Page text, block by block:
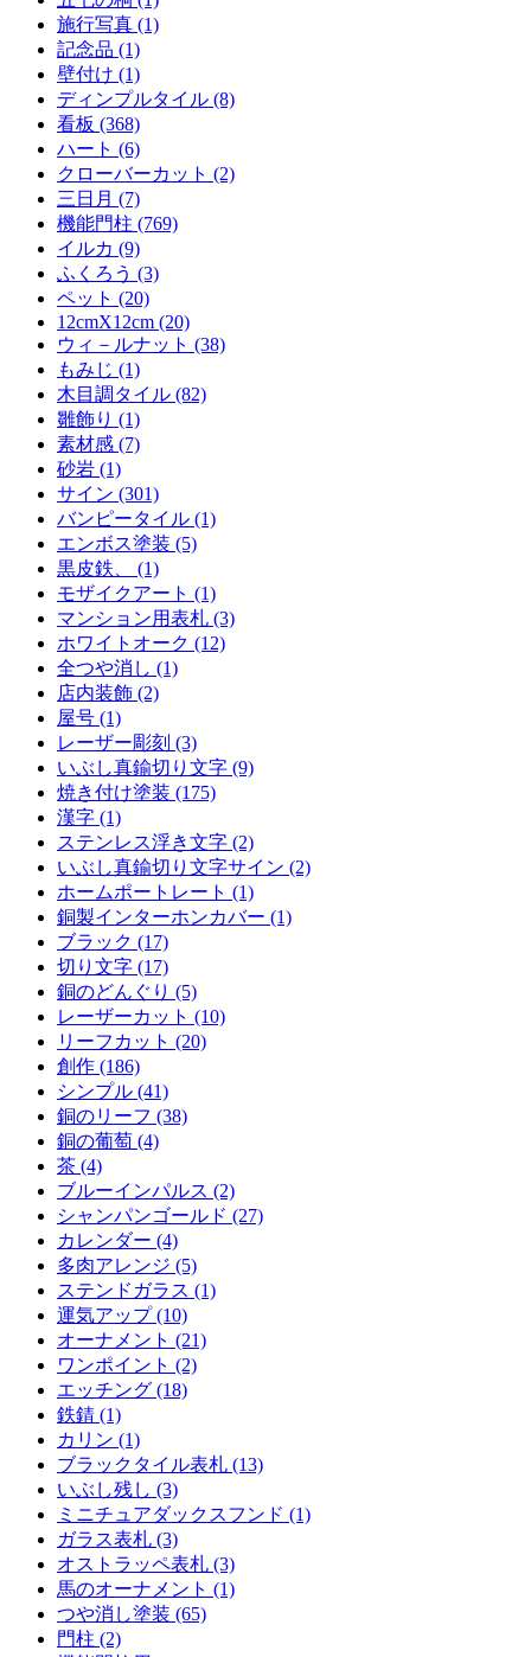
施行写真 (1)
記念品 (1)
壁付け (1)
ディンプルタイル (8)
看板 (368)
ハート (6)
クローバーカット (2)
三日月 (7)
機能門柱 (769)
イルカ (9)
ふくろう (3)
ペット (20)
12cmX12cm (20)
ウィ－ルナット (38)
もみじ (1)
木目調タイル (82)
雛飾り (1)
素材感 (7)
砂岩 (1)
サイン (301)
バンピータイル (1)
エンボス塗装 (5)
黒皮鉄、 (1)
モザイクアート (1)
マンション用表札 (3)
ホワイトオーク (12)
全つや消し (1)
店内装飾 (2)
屋号 (1)
レーザー彫刻 (3)
いぶし真鍮切り文字 (9)
焼き付け塗装 (175)
漢字 (1)
ステンレス浮き文字 (2)
いぶし真鍮切り文字サイン (2)
ホームポートレート (1)
銅製インターホンカバー (1)
ブラック (17)
切り文字 (17)
銅のどんぐり (5)
レーザーカット (10)
リーフカット (20)
創作 (186)
シンプル (41)
銅のリーフ (38)
銅の葡萄 (4)
茶 (4)
ブルーインパルス (2)
シャンパンゴールド (27)
カレンダー (4)
多肉アレンジ (5)
ステンドガラス (1)
運気アップ (10)
オーナメント (21)
ワンポイント (2)
エッチング (18)
鉄錆 (1)
カリン (1)
ブラックタイル表札 (13)
いぶし残し (3)
ミニチュアダックスフンド (1)
ガラス表札 (3)
オストラッペ表札 (3)
馬のオーナメント (1)
つや消し塗装 (65)
門柱 (2)